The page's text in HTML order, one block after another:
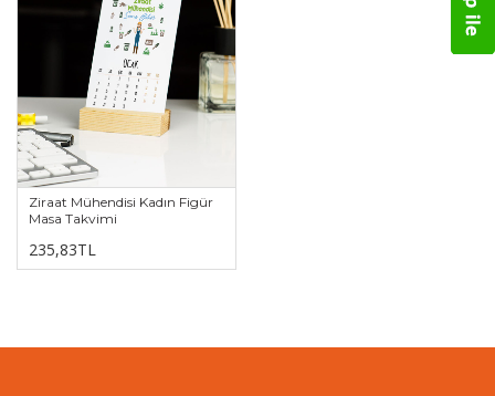
Ziraat Mühendisi Kadın Figür
Masa Takvimi
235,83TL